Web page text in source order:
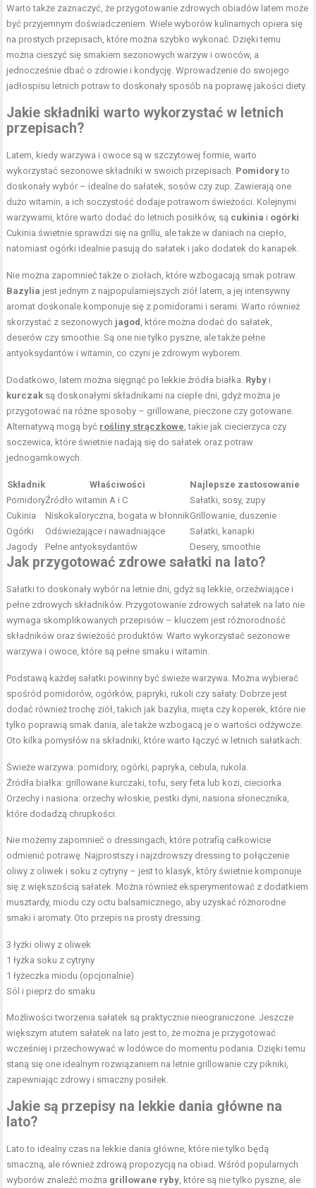
Warto także zaznaczyć, że przygotowanie zdrowych obiadów latem może
być przyjemnym doświadczeniem. Wiele wyborów kulinarnych opiera się
na prostych przepisach, które można szybko wykonać. Dzięki temu
można cieszyć się smakiem sezonowych warzyw i owoców, a
jednocześnie dbać o zdrowie i kondycję. Wprowadzenie do swojego
jadłospisu letnich potraw to doskonały sposób na poprawę jakości diety.
Jakie składniki warto wykorzystać w letnich
przepisach?
Latem, kiedy warzywa i owoce są w szczytowej formie, warto
wykorzystać sezonowe składniki w swoich przepisach. Pomidoryto
doskonały wybór – idealne do sałatek, sosów czy zup. Zawierają one
dużo witamin, a ich soczystość dodaje potrawom świeżości. Kolejnymi
warzywami, które warto dodać do letnich posiłków, są cukinia i ogórki.
Cukinia świetnie sprawdzi się na grillu, ale także w daniach na ciepło,
natomiast ogórki idealnie pasują do sałatek i jako dodatek do kanapek.
Nie można zapomnieć także o ziołach, które wzbogacają smak potraw.
Bazylia jest jednym z najpopularniejszych ziół latem, a jej intensywny
aromat doskonale komponuje się z pomidorami i serami. Warto również
skorzystać z sezonowych jagod , które można dodać do sałatek,
deserów czy smoothie. Są one nie tylko pyszne, ale także pełne
antyoksydantów i witamin, co czyni je zdrowym wyborem.
Dodatkowo, latem można sięgnąć po lekkie źródła białka. Ryby i
kurczak są doskonałymi składnikami na ciepłe dni, gdyż można je
przygotować na różne sposoby – grillowane, pieczone czy gotowane.
Alternatywą mogą być rośliny strączkowe, takie jak ciecierzyca czy
soczewica, które świetnie nadają się do sałatek oraz potraw
jednogarnkowych.
Składnik Właściwości
Najlepsze zastosowanie
PomidoryŹródło witamin A i C
Sałatki, sosy, zupy
Cukinia
Niskokaloryczna, bogata w błonnikGrillowanie, duszenie
Ogórki
Odświeżające i nawadniające
Sałatki, kanapki
Jagody
Pełne antyoksydantów Desery, smoothie
Jak przygotować zdrowe sałatki na lato?
Sałatki to doskonały wybór na letnie dni, gdyż są lekkie, orzeźwiające i
pełne zdrowych składników. Przygotowanie zdrowych sałatek na lato nie
wymaga skomplikowanych przepisów – kluczem jest różnorodność
składników oraz świeżość produktów. Warto wykorzystać sezonowe
warzywa i owoce, które są pełne smaku i witamin.
Podstawą każdej sałatki powinny być świeże warzywa. Można wybierać
spośród pomidorów, ogórków, papryki, rukoli czy sałaty. Dobrze jest
dodać również trochę ziół, takich jak bazylia, mięta czy koperek, które nie
tylko poprawią smak dania, ale także wzbogacą je o wartości odżywcze.
Oto kilka pomysłów na składniki, które warto łączyć w letnich sałatkach:
Świeże warzywa: pomidory, ogórki, papryka, cebula, rukola.
Źródła białka: grillowane kurczaki, tofu, sery feta lub kozi, cieciorka.
Orzechy i nasiona: orzechy włoskie, pestki dyni, nasiona słonecznika,
które dodadzą chrupkości.
Nie możemy zapomnieć o dressingach, które potrafią całkowicie
odmienić potrawę. Najprostszy i najzdrowszy dressing to połączenie
oliwy z oliwek i soku z cytryny – jest to klasyk, który świetnie komponuje
się z większością sałatek. Można również eksperymentować z dodatkiem
musztardy, miodu czy octu balsamicznego, aby uzyskać różnorodne
smaki i aromaty. Oto przepis na prosty dressing:
3 łyżki oliwy z oliwek
1 łyżka soku z cytryny
1 łyżeczka miodu (opcjonalnie)
Sól i pieprz do smaku
Możliwości tworzenia sałatek są praktycznie nieograniczone. Jeszcze
większym atutem sałatek na lato jest to, że można je przygotować
wcześniej i przechowywać w lodówce do momentu podania. Dzięki temu
staną się one idealnym rozwiązaniem na letnie grillowanie czy pikniki,
zapewniając zdrowy i smaczny posiłek.
Jakie są przepisy na lekkie dania główne na
lato?
Lato to idealny czas na lekkie dania główne, które nie tylko będą
smaczną, ale również zdrową propozycją na obiad. Wśród popularnych
wyborów znaleźć można grillowane ryby, które są nie tylko pyszne, ale